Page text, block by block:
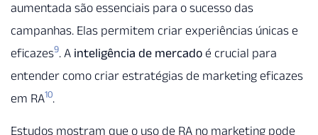
aumentada são essenciais para o sucesso das
campanhas. Elas permitem criar experiências únicas e
eficazes9. A inteligência de mercado é crucial para
entender como criar estratégias de marketing eficazes
em RA10.
Estudos mostram que o uso de RA no marketing pode